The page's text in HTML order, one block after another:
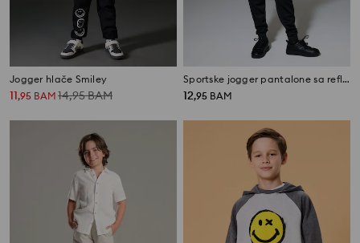
Jogger hlače Smiley
11,95 BAM 14,95BAM
Sportske jogger pantalone sa reflektujućim printom Active
12,95 BAM